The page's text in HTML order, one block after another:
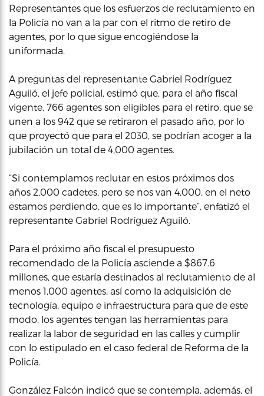
Representantes que los esfuerzos de reclutamiento en
la Policía no van a la par con el ritmo de retiro de
agentes, por lo que sigue encogiéndose la
uniformada.
A preguntas del representante Gabriel Rodríguez
Aguiló, el jefe policial, estimó que, para el año fiscal
vigente, 766 agentes son eligibles para el retiro, que se
unen a los 942 que se retiraron el pasado año, por lo
que proyectó que para el 2030, se podrían acoger a la
jubilación un total de 4,000 agentes.
“Si contemplamos reclutar en estos próximos dos
años 2,000 cadetes, pero se nos van 4,000, en el neto
estamos perdiendo, que es lo importante”, enfatizó el
representante Gabriel Rodríguez Aguiló.
Para el próximo año fiscal el presupuesto
recomendado de la Policía asciende a $867.6
millones, que estaría destinados al reclutamiento de al
menos 1,000 agentes, así como la adquisición de
tecnología, equipo e infraestructura para que de este
modo, los agentes tengan las herramientas para
realizar la labor de seguridad en las calles y cumplir
con lo estipulado en el caso federal de Reforma de la
Policía.
González Falcón indicó que se contempla, además, el